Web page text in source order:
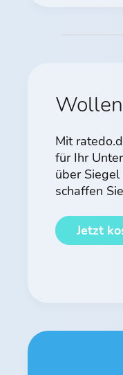
Mit
für Ihr
über
schaffen
Jetzt